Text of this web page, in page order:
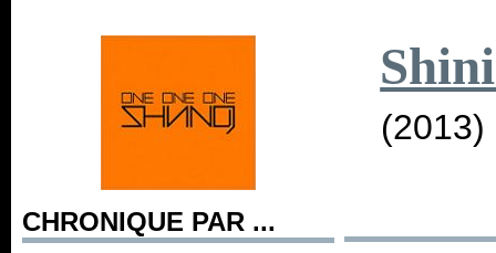
CHRONIQUE PAR ...